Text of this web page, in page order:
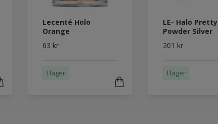
Lecenté Holo
Orange
63 kr
I lager
LE- Halo Pretty
Powder Silver
201 kr
I lager